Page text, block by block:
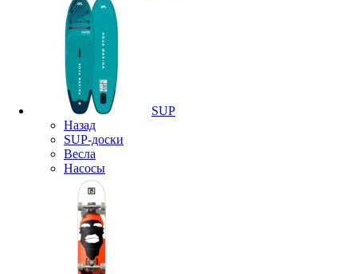
SUP
Назад
SUP-доски
Весла
Насосы